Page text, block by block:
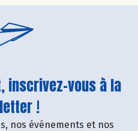
inscrivez-vous à la
!
nos événements et nos